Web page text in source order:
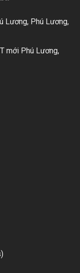
Lương, Phú Lương,
mới Phú Lương,